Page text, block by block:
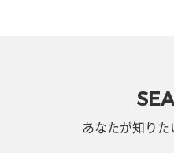
あなたが知り